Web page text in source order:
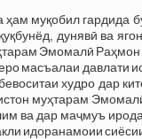
муқобил
дунявӣ ва
Эмомалӣ
масъалаи давлати
худро дар
муҳтарам
ва дар маҷмуъ
идоранамоии